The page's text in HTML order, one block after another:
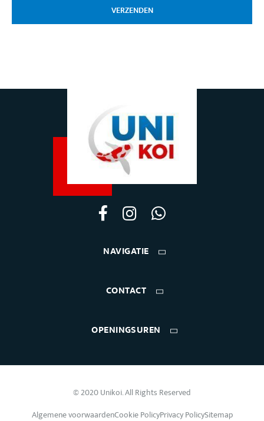
VERZENDEN
NAVIGATIE
CONTACT
OPENINGSUREN
© 2020 Unikoi. All Rights Reserved
Algemene voorwaardenCookie PolicyPrivacy PolicySitemap